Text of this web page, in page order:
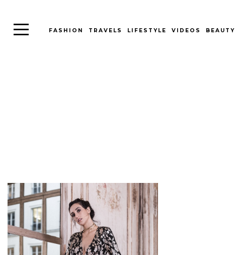
FASHION TRAVELS LIFESTYLE VIDEOS BEAUTY